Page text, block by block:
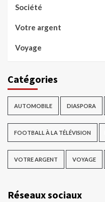
Société
Votre argent
Voyage
Catégories
AUTOMOBILE DIASPORA
FOOTBALL À LA TÉLÉVISION
VOTRE ARGENT VOYAGE
Réseaux sociaux